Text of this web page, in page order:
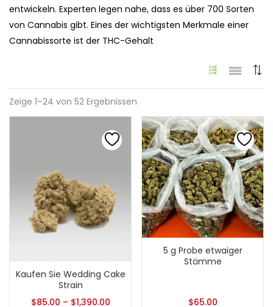
entwickeln. Experten legen nahe, dass es über 700 Sorten
von Cannabis gibt. Eines der wichtigsten Merkmale einer
Cannabissorte ist der THC-Gehalt
Zeige 1–24 von 52 Ergebnissen
Kaufen Sie Wedding Cake
Strain
$85.00 – $1,390.00
5 g Probe etwaiger
Stämme
$65.00